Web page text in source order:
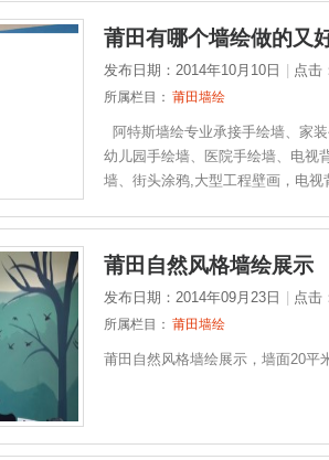
莆田有哪个墙绘做的又
发布日期：2014年10月10日 点击
所属栏目： 莆田墙绘
阿特斯墙绘专业承接手绘墙、家
幼儿园手绘墙、医院手绘墙、电视
墙、街头涂鸦,大型工程壁画，电
莆田自然风格墙绘展示
发布日期：2014年09月23日 点击
所属栏目： 莆田墙绘
莆田自然风格墙绘展示，墙面20平